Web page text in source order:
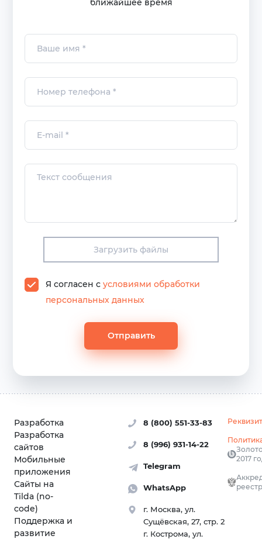
ближайшее время
Загрузить файлы
Я согласен с условиями обработки
персональных данных
Отправить
2017
Разработка
Разработка
сайтов
Мобильные
приложения
Сайты на
Tilda (no-
code)
Поддержка и
развитие
8 (800) 551-33-83
8 (996) 931-14-22
Telegram
WhatsApp
г. Москва, ул.
Сущёвская, 27, стр. 2
г. Кострома, ул.